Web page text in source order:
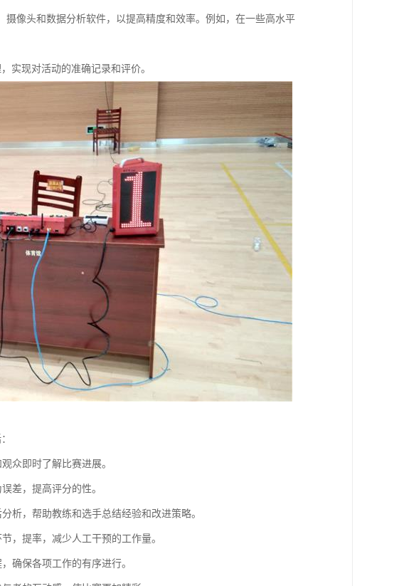
像头和数据分析软件，以提高精度和效率。例如，在一些高水平
实现对活动的准确记录和评价。
众即时了解比赛进展。
差，提高评分的性。
析，帮助教练和选手总结经验和改进策略。
，提率，减少人工干预的工作量。
确保各项工作的有序进行。